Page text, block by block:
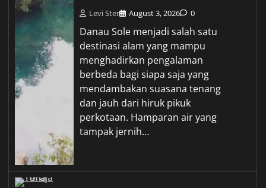
Levi Ster August 3, 2026 0
Danau Sole menjadi salah satu
destinasi alam yang mampu
menghadirkan pengalaman
berbeda bagi siapa saja yang
mendambakan suasana tenang
dan jauh dari hiruk pikuk
perkotaan. Hamparan air yang
tampak jernih…